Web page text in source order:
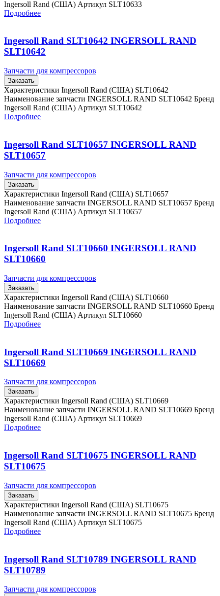
Ingersoll Rand (США) Артикул SLT10633
Подробнее
Ingersoll Rand SLT10642 INGERSOLL RAND
SLT10642
Запчасти для компрессоров
Заказать
Характеристики Ingersoll Rand (США) SLT10642
Наименование запчасти INGERSOLL RAND SLT10642 Бренд
Ingersoll Rand (США) Артикул SLT10642
Подробнее
Ingersoll Rand SLT10657 INGERSOLL RAND
SLT10657
Запчасти для компрессоров
Заказать
Характеристики Ingersoll Rand (США) SLT10657
Наименование запчасти INGERSOLL RAND SLT10657 Бренд
Ingersoll Rand (США) Артикул SLT10657
Подробнее
Ingersoll Rand SLT10660 INGERSOLL RAND
SLT10660
Запчасти для компрессоров
Заказать
Характеристики Ingersoll Rand (США) SLT10660
Наименование запчасти INGERSOLL RAND SLT10660 Бренд
Ingersoll Rand (США) Артикул SLT10660
Подробнее
Ingersoll Rand SLT10669 INGERSOLL RAND
SLT10669
Запчасти для компрессоров
Заказать
Характеристики Ingersoll Rand (США) SLT10669
Наименование запчасти INGERSOLL RAND SLT10669 Бренд
Ingersoll Rand (США) Артикул SLT10669
Подробнее
Ingersoll Rand SLT10675 INGERSOLL RAND
SLT10675
Запчасти для компрессоров
Заказать
Характеристики Ingersoll Rand (США) SLT10675
Наименование запчасти INGERSOLL RAND SLT10675 Бренд
Ingersoll Rand (США) Артикул SLT10675
Подробнее
Ingersoll Rand SLT10789 INGERSOLL RAND
SLT10789
Запчасти для компрессоров